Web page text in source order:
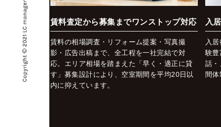
賃料査定から募集までワンストップ対応
賃料の相場調査・リフォーム提案・写真撮
影・広告出稿まで、全工程を一社完結で対
応。エリア相場を踏まえた「早く・適正に貸
す」募集設計により、空室期間を平均20日以
内に抑えています。
入
入
験豊
話・
間体